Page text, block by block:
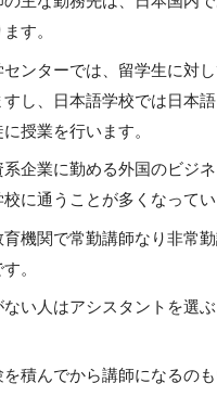
す。
センターでは、留学生に対
し、日本語学校では日本
授業を行います。
系企業に勤める外国のビジ
に通うことが多くなってい
育機関で常勤講師なり非常
。
ない人はアシスタントを選
を積んでから講師になるの